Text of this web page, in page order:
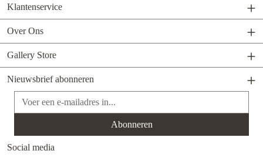
Klantenservice
Over Ons
Gallery Store
Nieuwsbrief abonneren
E-mailadres*
Abonneren
Social media